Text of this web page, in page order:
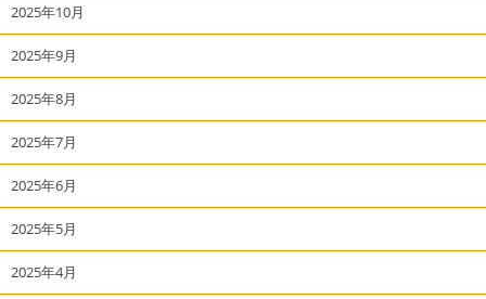
2025年10月
2025年9月
2025年8月
2025年7月
2025年6月
2025年5月
2025年4月